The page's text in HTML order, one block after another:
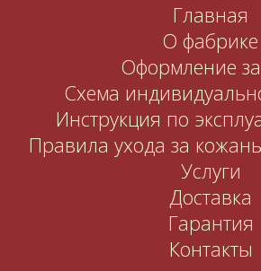
facebook
Корзина
Для информации о совершении покупки
Главная
О фабрике
Оформление
Схема
Инструкция по
Правила ухода за
Услуги
Доставка
Гарантия
Контакты